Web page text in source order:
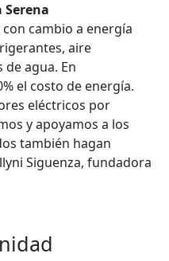
cambio a energía
aire
agua. En
el costo de energía.
eléctricos por
y apoyamos a los
también hagan
Siguenza, fundadora